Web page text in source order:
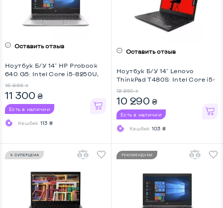
Оставить отзыв
Ноутбук Б/У 14" HP Probook
640 G5: Intel Core i5-8250U,
16 866 ₴
11 300 ₴
Есть в наличии
Кешбек 113 ₴
Оставить отзыв
Ноутбук Б/У 14" Lenovo
ThinkPad T480S: Intel Core i5-
12 250 ₴
10 290 ₴
Есть в наличии
Кешбек 103 ₴
% СУПЕРЦЕНА РЕКОМЕНДУЕМ